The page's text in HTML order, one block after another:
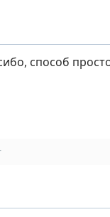
способ